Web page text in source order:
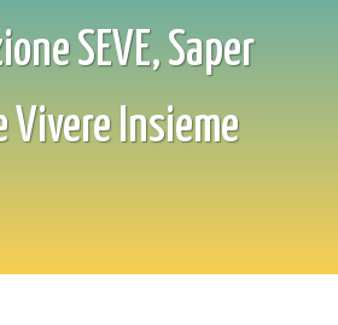
SEVE, Saper
Vivere Insieme